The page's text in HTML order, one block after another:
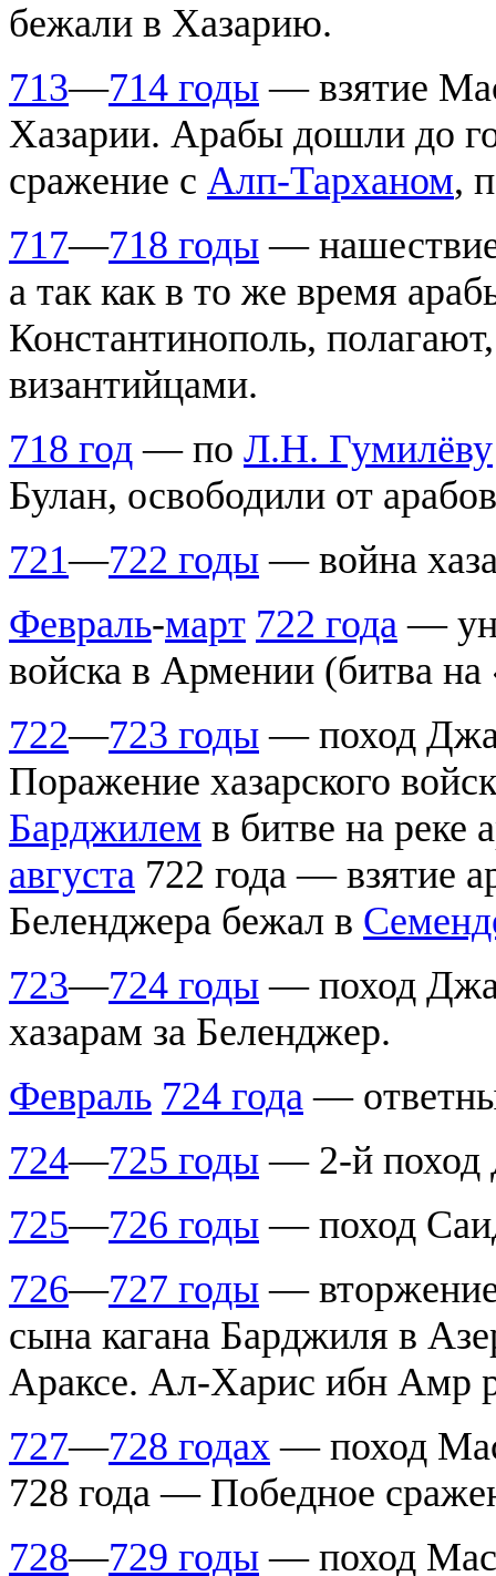
бежали в Хазарию.
713—714 годы — взятие
Хазарии. Арабы дошли до
сражение с Алп-Тарханом,
717—718 годы —
а так как в то же время
Константинополь,
византийцами.
718 год — по Л.Н. Гумилёву
Булан, освободили от
721—722 годы — война
Февраль-март 722 года —
войска в Армении (битва
722—723 годы — поход
Поражение хазарского
Барджилем в битве на реке
августа 722 года — взятие
Беленджера бежал в
723—724 годы — поход
хазарам за Беленджер.
Февраль 724 года —
724—725 годы — 2-й поход
725—726 годы — поход
726—727 годы — вторжение
сына кагана Барджиля в
Араксе. Ал-Харис ибн Амр
727—728 годах — поход
728 года — Победное
728—729 годы — поход